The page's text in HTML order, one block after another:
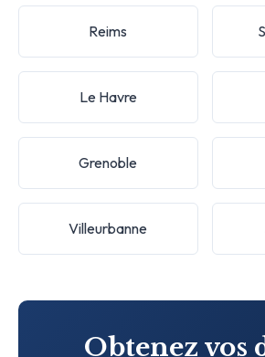
Reims
Le Havre
Grenoble
Villeurbanne
Obtenez vos